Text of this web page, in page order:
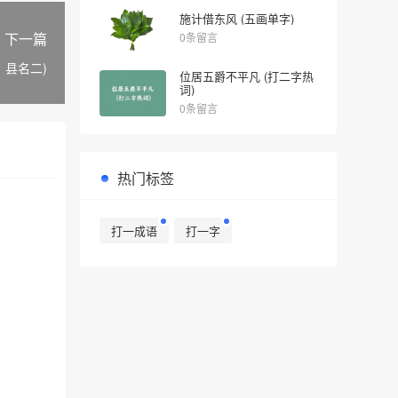
下一篇
县名二)
施计借东风 (五画单字)
0条留言
位居五爵不平凡 (打二字热
词)
0条留言
热门标签
打一成语 打一字